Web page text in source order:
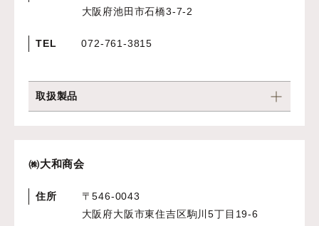
大阪府池田市石橋3-7-2
TEL 072-761-3815
取扱製品
㈱大和商会
住所
〒546-0043
大阪府大阪市東住吉区駒川5丁目19-6